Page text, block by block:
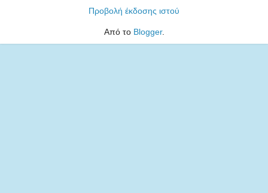
Προβολή έκδοσης ιστού
Από το Blogger.